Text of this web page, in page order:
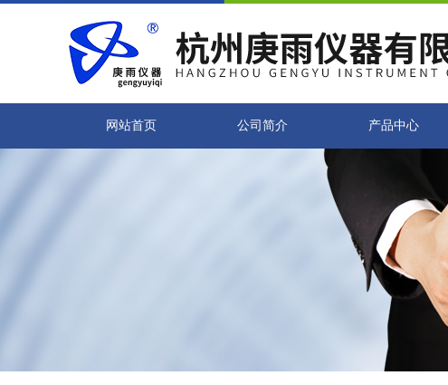
网站首页 公司简介 产品中心